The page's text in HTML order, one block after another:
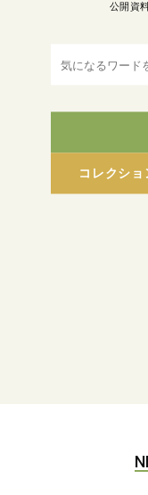
コレクショ
公開資